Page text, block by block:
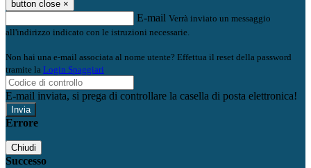
button close ×
E-mail Verrà inviato un messaggio
all'indirizzo indicato con le istruzioni necessarie.
Non hai una e-mail associata al nome utente? Effettua il reset della password
tramite la Login Spaggiari
E-mail inviata, si prega di controllare la casella di posta elettronica!
Errore
Chiudi
Successo